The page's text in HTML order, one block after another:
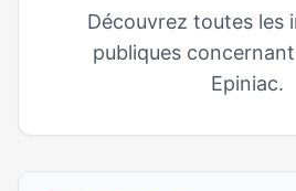
Découvrez toutes les
publiques
Epiniac.